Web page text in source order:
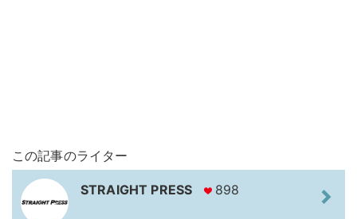
この記事のライター
STRAIGHT PRESS 898